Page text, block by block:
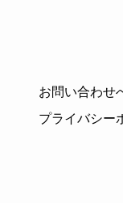
お問い合わせ
プライバシー